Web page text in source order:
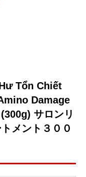
Tổn Chiết
Damage
サロンリ
メント３００